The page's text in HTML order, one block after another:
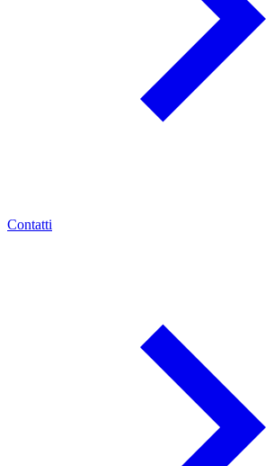
Contatti